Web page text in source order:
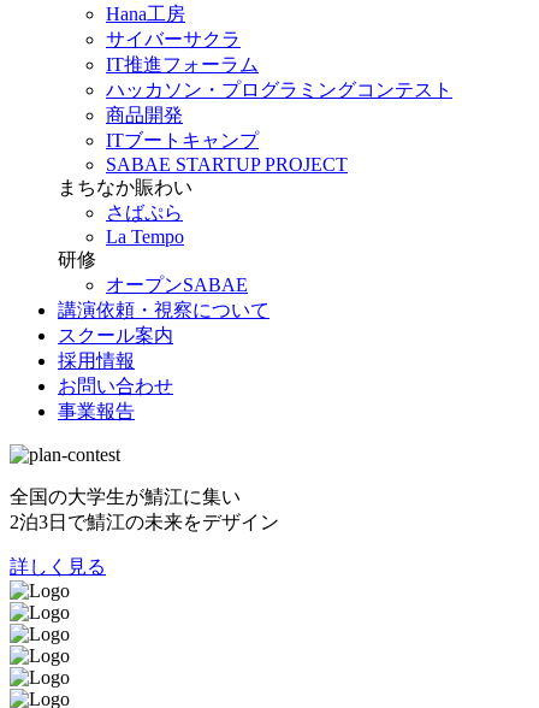
Hana工房
サイバーサクラ
IT推進フォーラム
ハッカソン・プログラミングコンテスト
商品開発
ITブートキャンプ
SABAE STARTUP PROJECT
まちなか賑わい
さばぷら
La Tempo
研修
オープンSABAE
講演依頼・視察について
スクール案内
採用情報
お問い合わせ
事業報告
全国の大学生が鯖江に集い
2泊3日で鯖江の未来をデザイン
詳しく見る